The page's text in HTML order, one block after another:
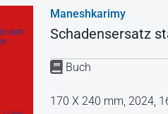
Maneshkarimy
Schadensersatz
Buch
170 X 240 mm, 2024,